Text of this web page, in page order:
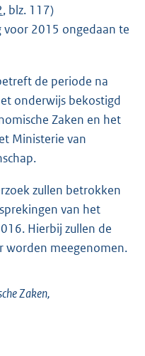
, blz. 117)
2015 ongedaan te
de periode na
onderwijs bekostigd
Zaken en het
Ministerie van
zullen betrokken
van het
Hierbij zullen de
worden meegenomen.
Zaken,